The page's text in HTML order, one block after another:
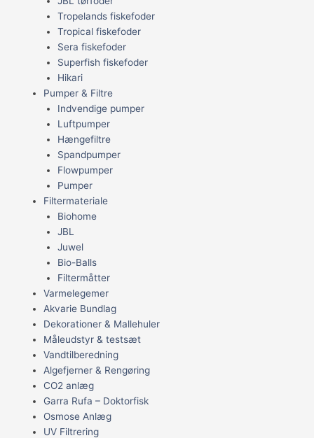
Tropelands fiskefoder
Tropical fiskefoder
Sera fiskefoder
Superfish fiskefoder
Hikari
Pumper & Filtre
Indvendige pumper
Luftpumper
Hængefiltre
Spandpumper
Flowpumper
Pumper
Filtermateriale
Biohome
JBL
Juwel
Bio-Balls
Filtermåtter
Varmelegemer
Akvarie Bundlag
Dekorationer & Mallehuler
Måleudstyr & testsæt
Vandtilberedning
Algefjerner & Rengøring
CO2 anlæg
Garra Rufa – Doktorfisk
Osmose Anlæg
UV Filtrering